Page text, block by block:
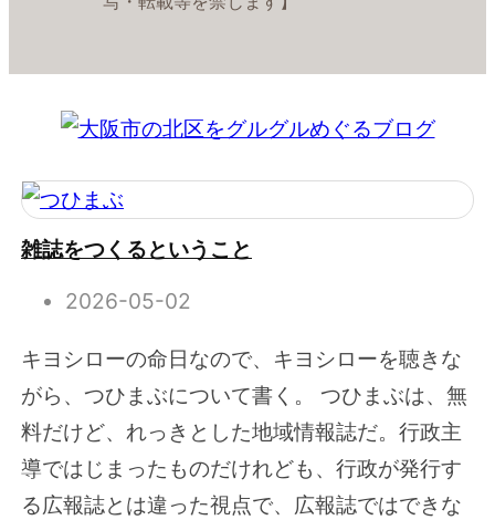
雑誌をつくるということ
2026-05-02
キヨシローの命日なので、キヨシローを聴きな
がら、つひまぶについて書く。 つひまぶは、無
料だけど、れっきとした地域情報誌だ。行政主
導ではじまったものだけれども、行政が発行す
る広報誌とは違った視点で、広報誌ではできな